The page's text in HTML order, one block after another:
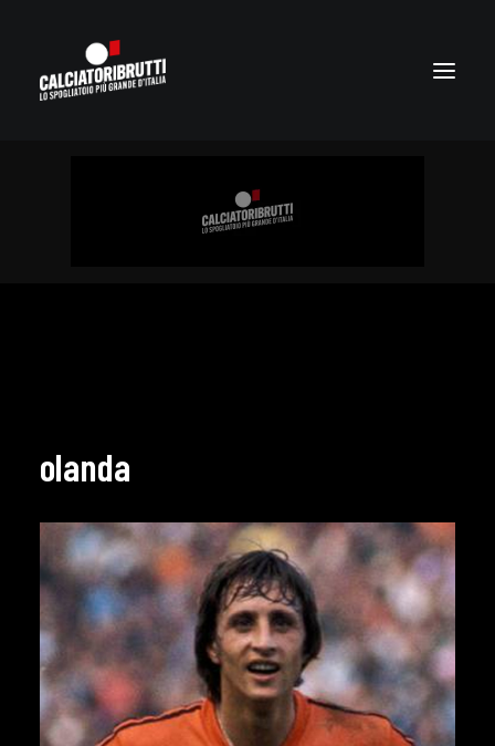
olanda